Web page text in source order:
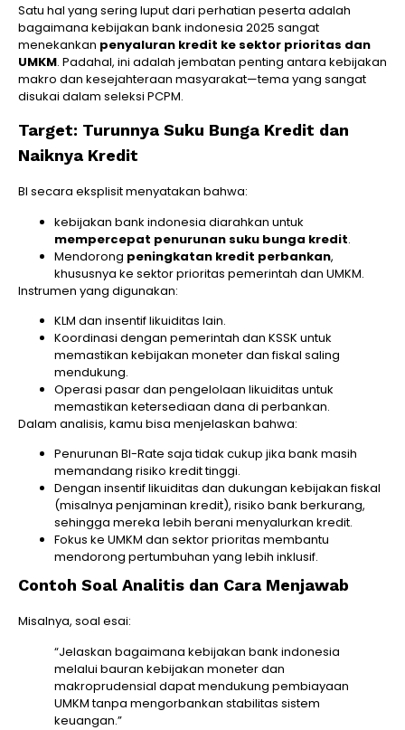
Satu hal yang sering luput dari perhatian peserta adalah
bagaimana kebijakan bank indonesia 2025 sangat
menekankan penyaluran kredit ke sektor prioritas dan
UMKM. Padahal, ini adalah jembatan penting antara kebijakan
makro dan kesejahteraan masyarakat—tema yang sangat
disukai dalam seleksi PCPM.
Target: Turunnya Suku Bunga Kredit dan
Naiknya Kredit
BI secara eksplisit menyatakan bahwa:
kebijakan bank indonesia diarahkan untuk
mempercepat penurunan suku bunga kredit.
Mendorong peningkatan kredit perbankan,
khususnya ke sektor prioritas pemerintah dan UMKM.
Instrumen yang digunakan:
KLM dan insentif likuiditas lain.
Koordinasi dengan pemerintah dan KSSK untuk
memastikan kebijakan moneter dan fiskal saling
mendukung.
Operasi pasar dan pengelolaan likuiditas untuk
memastikan ketersediaan dana di perbankan.
Dalam analisis, kamu bisa menjelaskan bahwa:
Penurunan BI-Rate saja tidak cukup jika bank masih
memandang risiko kredit tinggi.
Dengan insentif likuiditas dan dukungan kebijakan fiskal
(misalnya penjaminan kredit), risiko bank berkurang,
sehingga mereka lebih berani menyalurkan kredit.
Fokus ke UMKM dan sektor prioritas membantu
mendorong pertumbuhan yang lebih inklusif.
Contoh Soal Analitis dan Cara Menjawab
Misalnya, soal esai:
“Jelaskan bagaimana kebijakan bank indonesia
melalui bauran kebijakan moneter dan
makroprudensial dapat mendukung pembiayaan
UMKM tanpa mengorbankan stabilitas sistem
keuangan.”